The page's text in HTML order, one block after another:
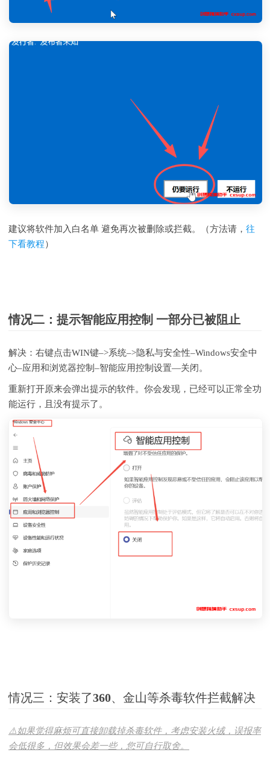
建议将软件加入白名单 避免再次被删除或拦截。（方法请， 往
下看教程）
情况二：提示智能应用控制 一部分已被阻止
解决：右键点击WIN键–>系统–>隐私与安全性–Windows安全中
心–应用和浏览器控制–智能应用控制设置—关闭。
重新打开原来会弹出提示的软件。你会发现，已经可以正常全功
能运行，且没有提示了。
情况三：安装了360、金山等杀毒软件拦截解决
⚠️如果觉得麻烦可直接卸载掉杀毒软件，考虑安装火绒，误报率
会低很多，但效果会差一些，您可自行取舍。